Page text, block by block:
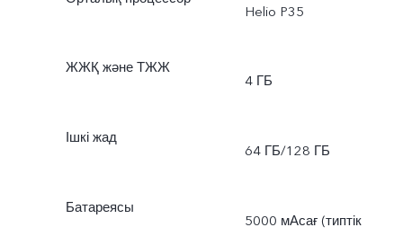
Helio P35
ЖЖҚ және ТЖЖ
4 ГБ
Ішкі жад
64 ГБ/128 ГБ
Батареясы
5000 мАсағ (типтік